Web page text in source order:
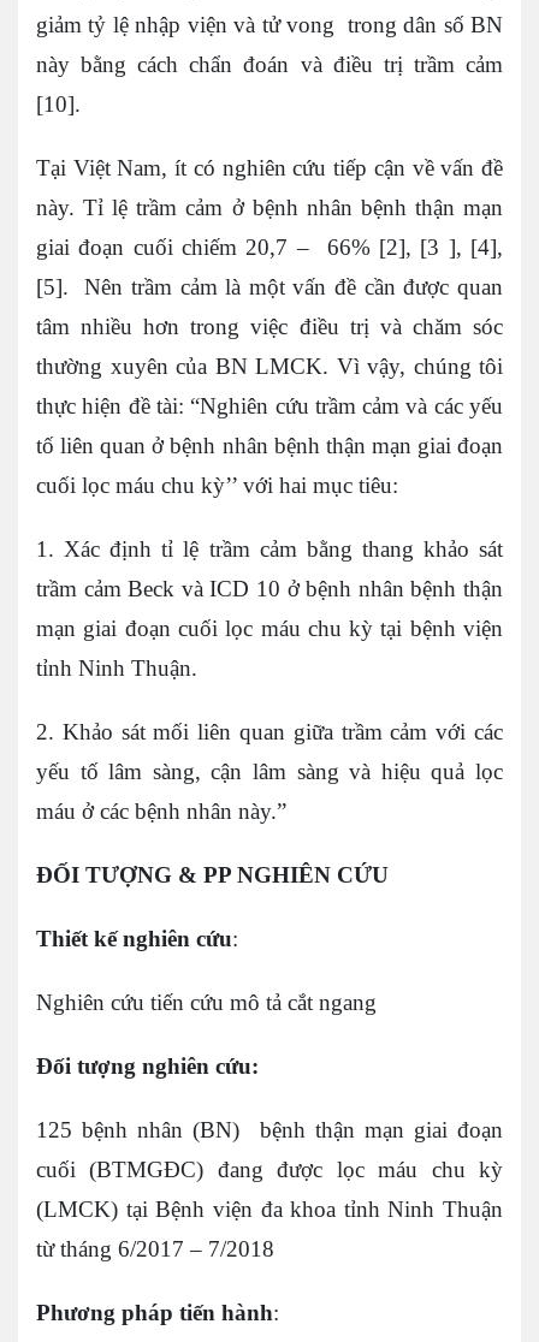
giảm tỷ lệ nhập viện và tử vong trong dân số BN
này bằng cách chẩn đoán và điều trị trầm cảm
[10].
Tại Việt Nam, ít có nghiên cứu tiếp cận về vấn đề
này. Tỉ lệ trầm cảm ở bệnh nhân bệnh thận mạn
giai đoạn cuối chiếm 20,7 – 66% [2], [3 ], [4],
[5]. Nên trầm cảm là một vấn đề cần được quan
tâm nhiều hơn trong việc điều trị và chăm sóc
thường xuyên của BN LMCK. Vì vậy, chúng tôi
thực hiện đề tài: “Nghiên cứu trầm cảm và các yếu
tố liên quan ở bệnh nhân bệnh thận mạn giai đoạn
cuối lọc máu chu kỳ’’ với hai mục tiêu:
1. Xác định tỉ lệ trầm cảm bằng thang khảo sát
trầm cảm Beck và ICD 10 ở bệnh nhân bệnh thận
mạn giai đoạn cuối lọc máu chu kỳ tại bệnh viện
tỉnh Ninh Thuận.
2. Khảo sát mối liên quan giữa trầm cảm với các
yếu tố lâm sàng, cận lâm sàng và hiệu quả lọc
máu ở các bệnh nhân này.”
ĐỐI TƯỢNG & PP NGHIÊN CỨU
Thiết kế nghiên cứu:
Nghiên cứu tiến cứu mô tả cắt ngang
Đối tượng nghiên cứu:
125 bệnh nhân (BN) bệnh thận mạn giai đoạn
cuối (BTMGĐC) đang được lọc máu chu kỳ
(LMCK) tại Bệnh viện đa khoa tỉnh Ninh Thuận
từ tháng 6/2017 – 7/2018
Phương pháp tiến hành: